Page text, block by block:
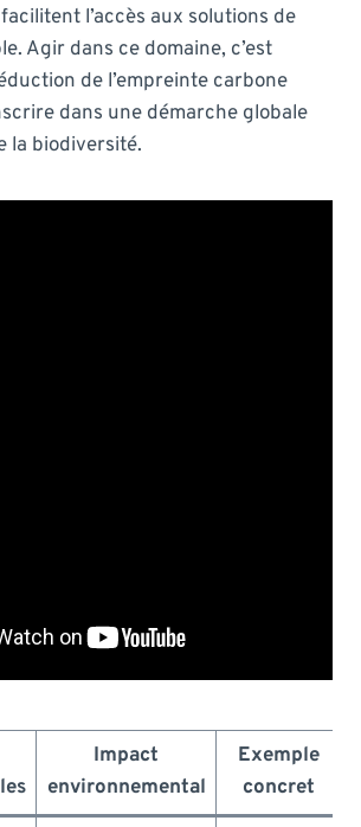
l’accès aux solutions de
Agir dans ce domaine, c’est
de l’empreinte carbone
dans une démarche globale
la biodiversité.
Impact
environnemental
Exemple
concret